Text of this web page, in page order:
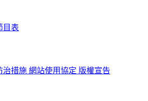
目表
治措施 網站使用協定 版權宣告